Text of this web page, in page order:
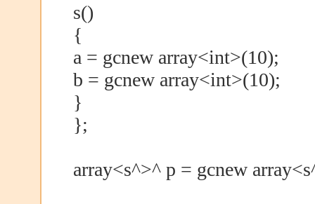
s()
{
a = gcnew array<int>(10);
b = gcnew array<int>(10);
}
};
array<s^>^ p = gcnew